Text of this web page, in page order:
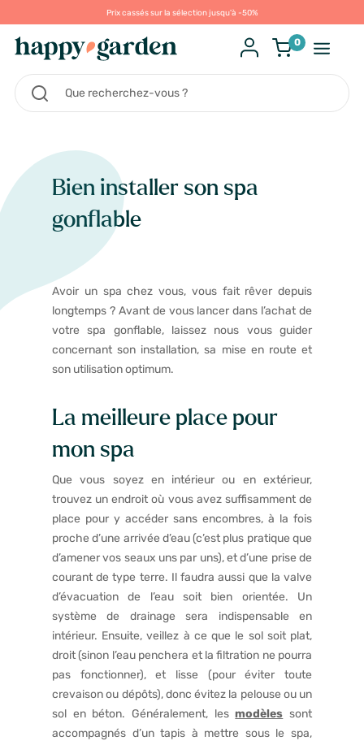
Prix cassés sur la sélection jusqu'à -50%
0
Bien installer son spa
gonflable
Avoir un spa chez vous, vous fait rêver depuis
longtemps ? Avant de vous lancer dans l’achat de
votre spa gonflable, laissez nous vous guider
concernant son installation, sa mise en route et
son utilisation optimum.
La meilleure place pour
mon spa
Que vous soyez en intérieur ou en extérieur,
trouvez un endroit où vous avez suffisamment de
place pour y accéder sans encombres, à la fois
proche d’une arrivée d’eau (c’est plus pratique que
d’amener vos seaux uns par uns), et d’une prise de
courant de type terre. Il faudra aussi que la valve
d’évacuation de l’eau soit bien orientée. Un
système de drainage sera indispensable en
intérieur. Ensuite, veillez à ce que le sol soit plat,
droit (sinon l’eau penchera et la filtration ne pourra
pas fonctionner), et lisse (pour éviter toute
crevaison ou dépôts), donc évitez la pelouse ou un
sol en béton. Généralement, lesmodèles sont
accompagnés d’un tapis à mettre sous le spa,